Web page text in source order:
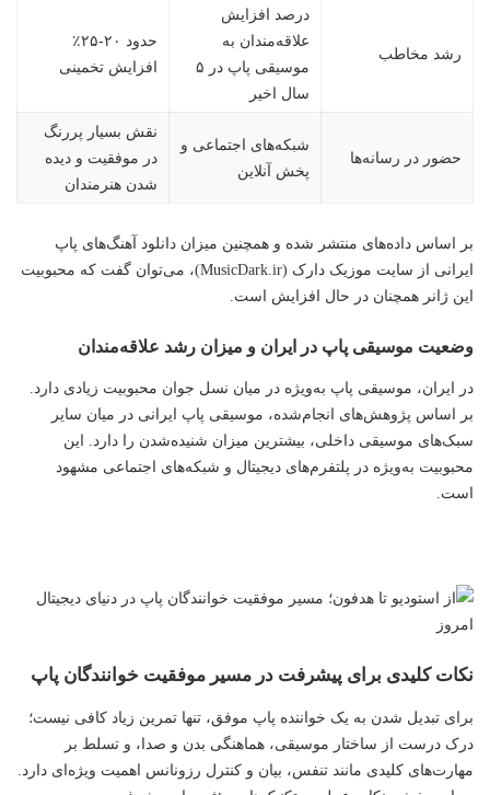
رشد مخاطب
درصد افزایش
علاقه‌مندان به
موسیقی پاپ در ۵
سال اخیر
حدود ۲۰-۲۵٪
افزایش تخمینی
حضور در رسانه‌ها
شبکه‌های اجتماعی و
پخش آنلاین
نقش بسیار پررنگ
در موفقیت و دیده
شدن هنرمندان
بر اساس داده‌های منتشر شده و همچنین میزان دانلود آهنگ‌های پاپ
ایرانی از سایت موزیک دارک (MusicDark.ir)
، می‌توان گفت که محبوبیت
این ژانر همچنان در حال افزایش است.
وضعیت موسیقی پاپ در ایران و میزان رشد علاقه‌مندان
در ایران، موسیقی پاپ به‌ویژه در میان نسل جوان محبوبیت زیادی دارد.
بر اساس پژوهش‌های انجام‌شده، موسیقی پاپ ایرانی در میان سایر
سبک‌های موسیقی داخلی، بیشترین میزان شنیده‌شدن را دارد. این
محبوبیت به‌ویژه در پلتفرم‌های دیجیتال و شبکه‌های اجتماعی مشهود
است.
نکات کلیدی برای پیشرفت در مسیر موفقیت خوانندگان پاپ
برای تبدیل شدن به یک خواننده پاپ موفق، تنها تمرین زیاد کافی نیست؛
درک درست از ساختار موسیقی، هماهنگی بدن و صدا، و تسلط بر
مهارت‌های کلیدی مانند تنفس، بیان و کنترل رزونانس اهمیت ویژه‌ای دارد.